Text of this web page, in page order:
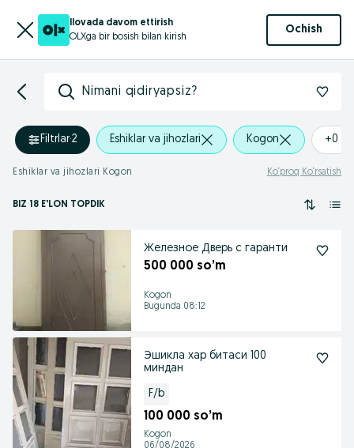
Ilovada davom ettirish
OLXga bir bosish bilan kirish
Ochish
Nimani qidiryapsiz?
Filtrlar·2 Eshiklar va jihozlari Kogon +0
Eshiklar va jihozlari Kogon Ko‘proq Ko‘rsatish
BIZ 18 E'LON TOPDIK
Железное Дверь с гаранти
500 000 so’m
Kogon
Bugunda 08:12
Эшикла хар битаси 100
миндан
F/b
100 000 so’m
Kogon
06/08/2026